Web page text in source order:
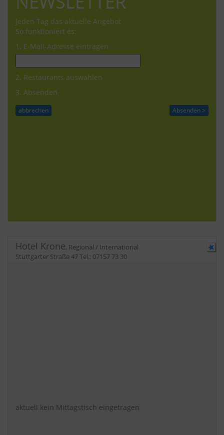
Jeden Tag das aktuelle Angebot
So funktioniert es:
1. E-Mail-Adresse eintragen
2. Restaurants auswählen
3. Absenden
Hotel Krone, Regional / International
Stuttgarter Straße 47Tel.: 07157 73 30
aktuell kein Mittagstisch eingetragen